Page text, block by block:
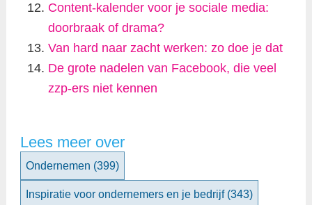
Content-kalender voor je sociale media:
doorbraak of drama?
Van hard naar zacht werken: zo doe je dat
De grote nadelen van Facebook, die veel
zzp-ers niet kennen
Lees meer over
Ondernemen (399)
Inspiratie voor ondernemers en je bedrijf (343)